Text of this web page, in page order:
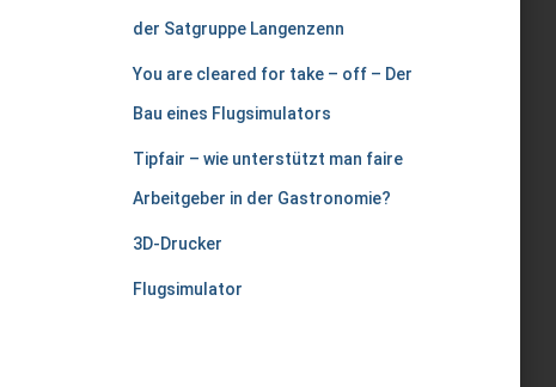
der Satgruppe Langenzenn
You are cleared for take – off – Der
Bau eines Flugsimulators
Tipfair – wie unterstützt man faire
Arbeitgeber in der Gastronomie?
3D-Drucker
Flugsimulator